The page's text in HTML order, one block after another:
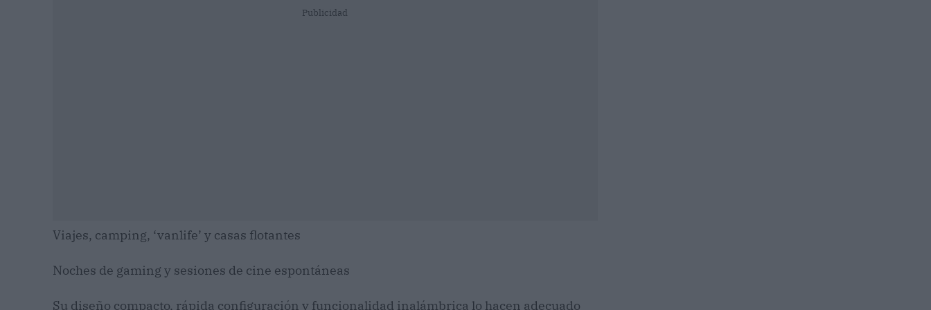
Publicidad
Viajes, camping, ‘vanlife’ y casas flotantes
Noches de gaming y sesiones de cine espontáneas
Su diseño compacto, rápida configuración y funcionalidad inalámbrica lo hacen adecuado